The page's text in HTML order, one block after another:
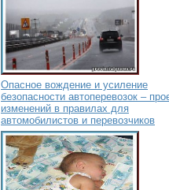
Опасное вождение и усиление
безопасности автоперевозок –
изменений в правилах для
автомобилистов и перевозчиков